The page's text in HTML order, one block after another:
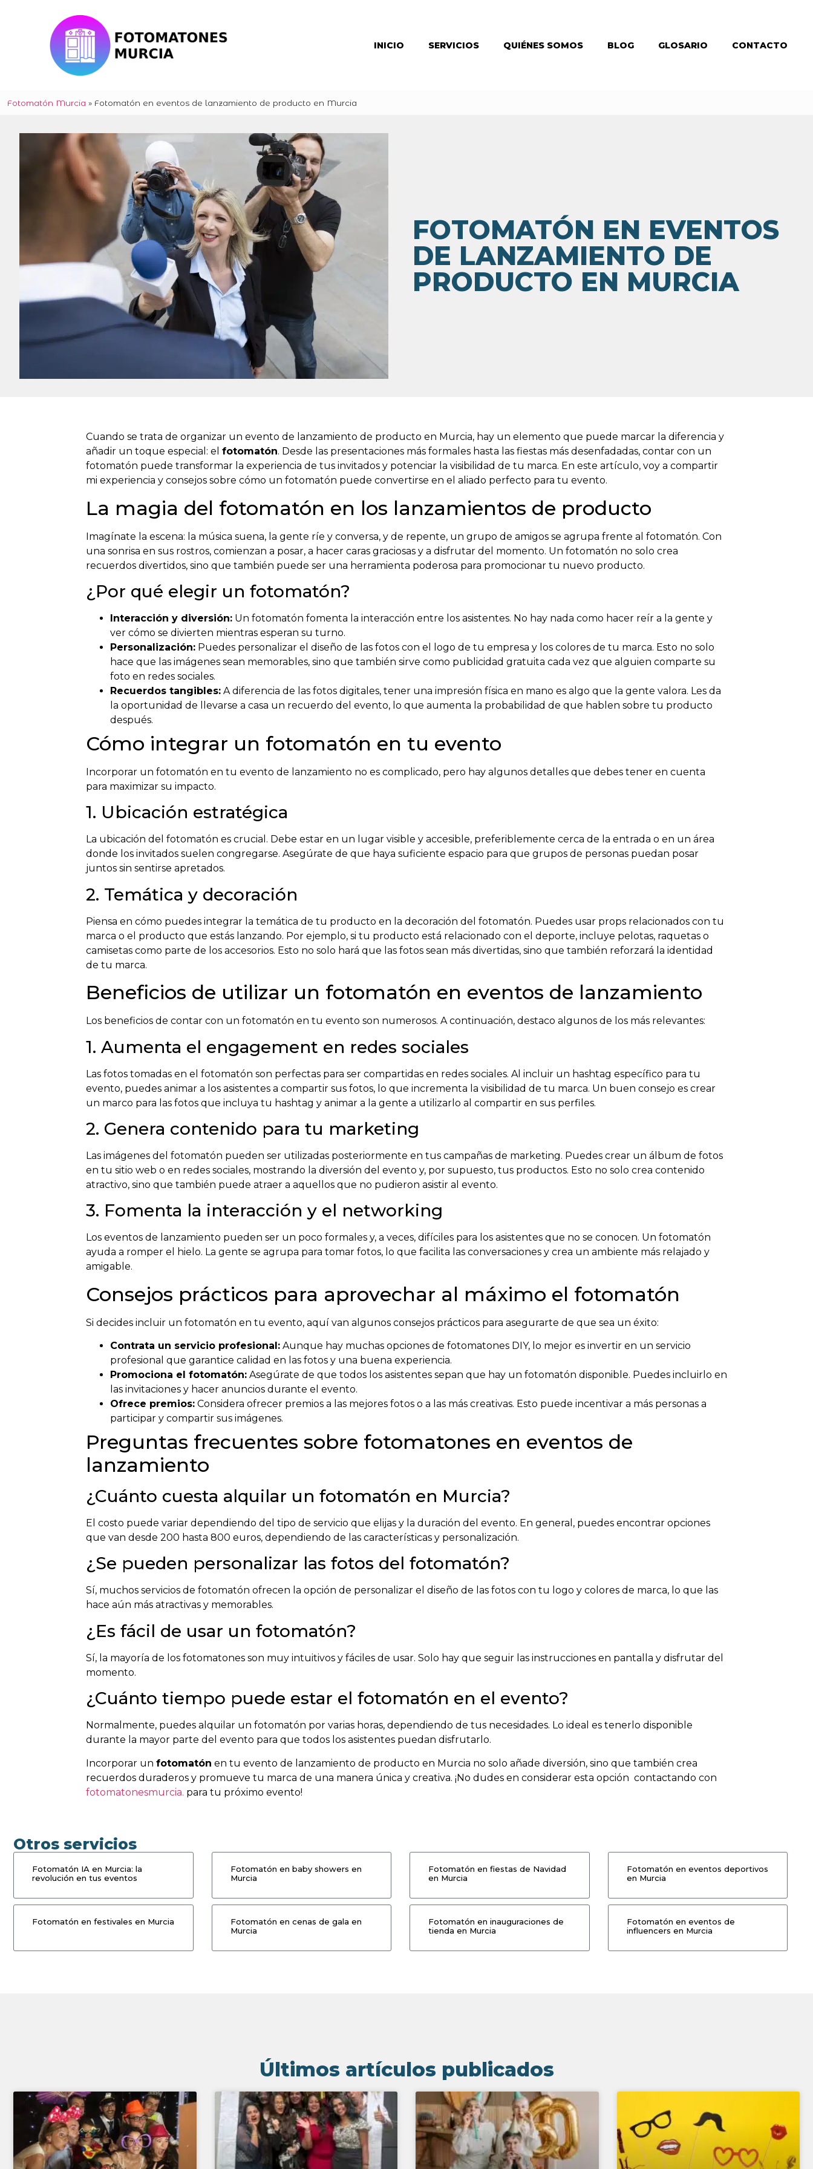
INICIO SERVICIOS QUIÉNES SOMOS BLOG GLOSARIO CONTACTO
Fotomatón Murcia » Fotomatón en eventos de lanzamiento de producto en Murcia
FOTOMATÓN EN EVENTOS
DE LANZAMIENTO DE
PRODUCTO EN MURCIA
Cuando se trata de organizar un evento de lanzamiento de producto en Murcia, hay un elemento que puede marcar la diferencia y
añadir un toque especial: el fotomatón. Desde las presentaciones más formales hasta las fiestas más desenfadadas, contar con un
fotomatón puede transformar la experiencia de tus invitados y potenciar la visibilidad de tu marca. En este artículo, voy a compartir
mi experiencia y consejos sobre cómo un fotomatón puede convertirse en el aliado perfecto para tu evento.
La magia del fotomatón en los lanzamientos de producto
Imagínate la escena: la música suena, la gente ríe y conversa, y de repente, un grupo de amigos se agrupa frente al fotomatón. Con
una sonrisa en sus rostros, comienzan a posar, a hacer caras graciosas y a disfrutar del momento. Un fotomatón no solo crea
recuerdos divertidos, sino que también puede ser una herramienta poderosa para promocionar tu nuevo producto.
¿Por qué elegir un fotomatón?
Interacción y diversión: Un fotomatón fomenta la interacción entre los asistentes. No hay nada como hacer reír a la gente y
ver cómo se divierten mientras esperan su turno.
Personalización: Puedes personalizar el diseño de las fotos con el logo de tu empresa y los colores de tu marca. Esto no solo
hace que las imágenes sean memorables, sino que también sirve como publicidad gratuita cada vez que alguien comparte su
foto en redes sociales.
Recuerdos tangibles: A diferencia de las fotos digitales, tener una impresión física en mano es algo que la gente valora. Les da
la oportunidad de llevarse a casa un recuerdo del evento, lo que aumenta la probabilidad de que hablen sobre tu producto
después.
Cómo integrar un fotomatón en tu evento
Incorporar un fotomatón en tu evento de lanzamiento no es complicado, pero hay algunos detalles que debes tener en cuenta
para maximizar su impacto.
1. Ubicación estratégica
La ubicación del fotomatón es crucial. Debe estar en un lugar visible y accesible, preferiblemente cerca de la entrada o en un área
donde los invitados suelen congregarse. Asegúrate de que haya suficiente espacio para que grupos de personas puedan posar
juntos sin sentirse apretados.
2. Temática y decoración
Piensa en cómo puedes integrar la temática de tu producto en la decoración del fotomatón. Puedes usar props relacionados con tu
marca o el producto que estás lanzando. Por ejemplo, si tu producto está relacionado con el deporte, incluye pelotas, raquetas o
camisetas como parte de los accesorios. Esto no solo hará que las fotos sean más divertidas, sino que también reforzará la identidad
de tu marca.
Beneficios de utilizar un fotomatón en eventos de lanzamiento
Los beneficios de contar con un fotomatón en tu evento son numerosos. A continuación, destaco algunos de los más relevantes:
1. Aumenta el engagement en redes sociales
Las fotos tomadas en el fotomatón son perfectas para ser compartidas en redes sociales. Al incluir un hashtag específico para tu
evento, puedes animar a los asistentes a compartir sus fotos, lo que incrementa la visibilidad de tu marca. Un buen consejo es crear
un marco para las fotos que incluya tu hashtag y animar a la gente a utilizarlo al compartir en sus perfiles.
2. Genera contenido para tu marketing
Las imágenes del fotomatón pueden ser utilizadas posteriormente en tus campañas de marketing. Puedes crear un álbum de fotos
en tu sitio web o en redes sociales, mostrando la diversión del evento y, por supuesto, tus productos. Esto no solo crea contenido
atractivo, sino que también puede atraer a aquellos que no pudieron asistir al evento.
3. Fomenta la interacción y el networking
Los eventos de lanzamiento pueden ser un poco formales y, a veces, difíciles para los asistentes que no se conocen. Un fotomatón
ayuda a romper el hielo. La gente se agrupa para tomar fotos, lo que facilita las conversaciones y crea un ambiente más relajado y
amigable.
Consejos prácticos para aprovechar al máximo el fotomatón
Si decides incluir un fotomatón en tu evento, aquí van algunos consejos prácticos para asegurarte de que sea un éxito:
Contrata un servicio profesional: Aunque hay muchas opciones de fotomatones DIY, lo mejor es invertir en un servicio
profesional que garantice calidad en las fotos y una buena experiencia.
Promociona el fotomatón: Asegúrate de que todos los asistentes sepan que hay un fotomatón disponible. Puedes incluirlo en
las invitaciones y hacer anuncios durante el evento.
Ofrece premios: Considera ofrecer premios a las mejores fotos o a las más creativas. Esto puede incentivar a más personas a
participar y compartir sus imágenes.
Preguntas frecuentes sobre fotomatones en eventos de
lanzamiento
¿Cuánto cuesta alquilar un fotomatón en Murcia?
El costo puede variar dependiendo del tipo de servicio que elijas y la duración del evento. En general, puedes encontrar opciones
que van desde 200 hasta 800 euros, dependiendo de las características y personalización.
¿Se pueden personalizar las fotos del fotomatón?
Sí, muchos servicios de fotomatón ofrecen la opción de personalizar el diseño de las fotos con tu logo y colores de marca, lo que las
hace aún más atractivas y memorables.
¿Es fácil de usar un fotomatón?
Sí, la mayoría de los fotomatones son muy intuitivos y fáciles de usar. Solo hay que seguir las instrucciones en pantalla y disfrutar del
momento.
¿Cuánto tiempo puede estar el fotomatón en el evento?
Normalmente, puedes alquilar un fotomatón por varias horas, dependiendo de tus necesidades. Lo ideal es tenerlo disponible
durante la mayor parte del evento para que todos los asistentes puedan disfrutarlo.
Incorporar un fotomatón en tu evento de lanzamiento de producto en Murcia no solo añade diversión, sino que también crea
recuerdos duraderos y promueve tu marca de una manera única y creativa. ¡No dudes en considerar esta opción contactando con
fotomatonesmurcia. para tu próximo evento!
Otros servicios
Fotomatón IA en Murcia: la
revolución en tus eventos
Fotomatón en baby showers en
Murcia
Fotomatón en fiestas de Navidad
en Murcia
Fotomatón en eventos deportivos
en Murcia
Fotomatón en festivales en Murcia
Fotomatón en cenas de gala en
Murcia
Fotomatón en inauguraciones de
tienda en Murcia
Fotomatón en eventos de
influencers en Murcia
Últimos artículos publicados